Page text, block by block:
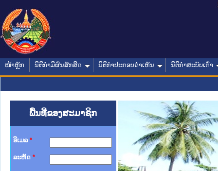
ໜ້າຫຼັກ ນິຕິກໍາມີຜົນສັກສິດ ນິຕິກໍາປະກອບຄໍາເຫັນ ນິຕິກໍາສະບັບເກົ່າ
ພື້ນທີ່ຂອງສະມາຊິກ
ອີເມລ *
ລະຫັດ *